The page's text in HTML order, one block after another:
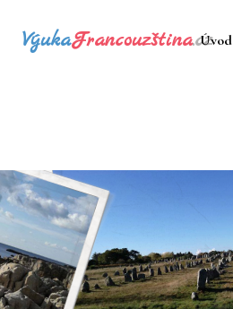
VýukaFrancouzština.cz
Úvod